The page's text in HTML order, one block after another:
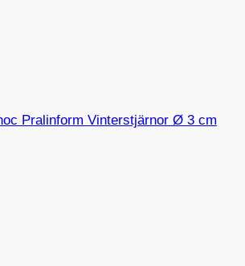
Pralinform Vinterstjärnor Ø 3 cm